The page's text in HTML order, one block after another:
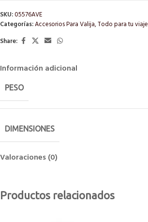
SKU:05576AVE
Categorías:Accesorios Para Valija,Todo para tu viaje
Share:
Información adicional
PESO
DIMENSIONES
Valoraciones (0)
Productos relacionados